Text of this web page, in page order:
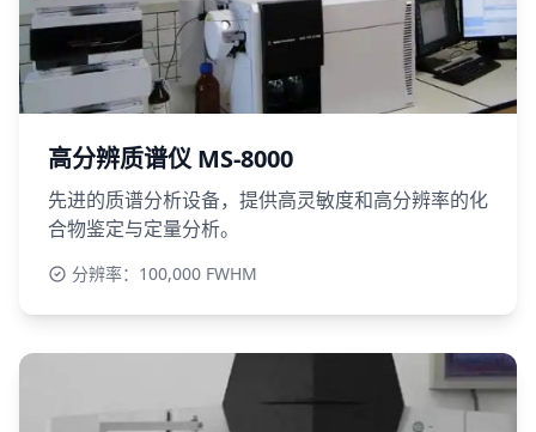
高分辨质谱仪 MS-8000
先进的质谱分析设备，提供高灵敏度和高分辨率的化
合物鉴定与定量分析。
分辨率：100,000 FWHM